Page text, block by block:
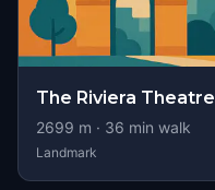
The Riviera Theatre
2699 m · 36 min walk
Landmark